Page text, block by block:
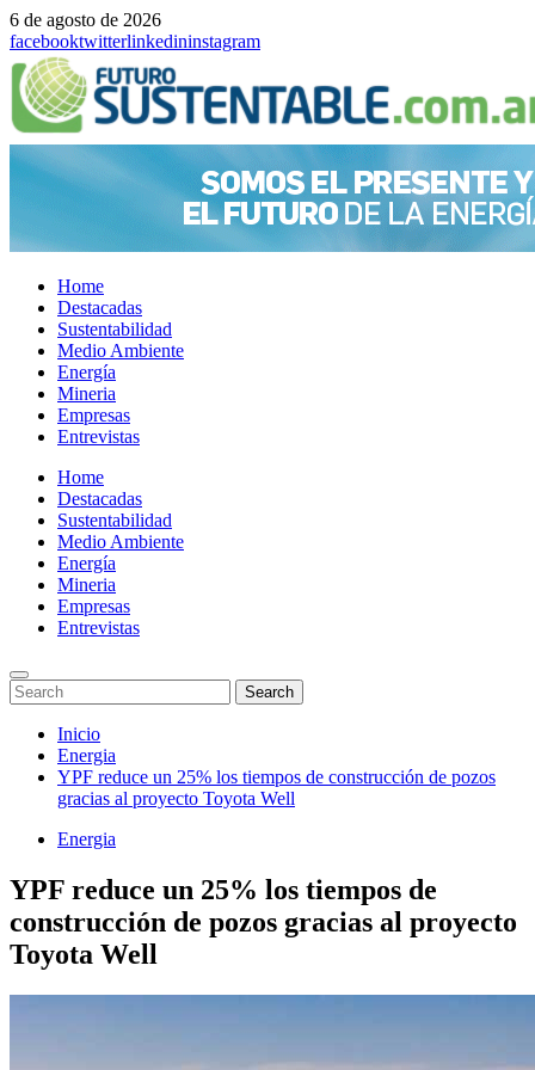
6 de agosto de 2026
facebooktwitterlinkedininstagram
Home
Destacadas
Sustentabilidad
Medio Ambiente
Energía
Mineria
Empresas
Entrevistas
Menu
Home
Destacadas
Sustentabilidad
Medio Ambiente
Energía
Mineria
Empresas
Entrevistas
Enter
Keyword
Search
for:
Search
Search
Saltar
contenido
Inicio
Energia
YPF reduce un 25% los tiempos de construcción de pozos
gracias al proyecto Toyota Well
Energia
YPF reduce un 25% los tiempos de
construcción de pozos gracias al proyecto
Toyota Well